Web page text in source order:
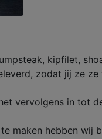
kipfilet,
zodat jij ze
vervolgens in tot
maken hebben